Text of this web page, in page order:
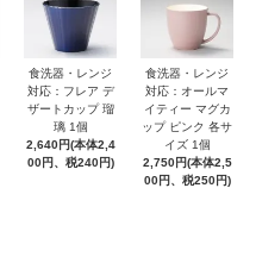
食洗器・レンジ
対応：フレア デ
ザートカップ 瑠
璃 1個
2,640円(本体2,4
00円、税240円)
食洗器・レンジ
対応：オールマ
イティー マグカ
ップ ピンク 各サ
イズ 1個
2,750円(本体2,5
00円、税250円)